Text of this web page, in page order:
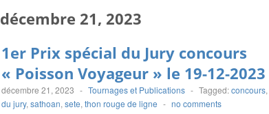
décembre 21, 2023
1er Prix spécial du Jury concours
« Poisson Voyageur » le 19-12-2023
décembre 21, 2023 - Tournages et Publications - Tagged:concours,
du jury, sathoan, sete, thon rouge de ligne - no comments